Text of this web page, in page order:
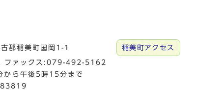
郡稲美町国岡1-1 稲美町アクセス
ファックス:079-492-5162
から午後5時15分まで